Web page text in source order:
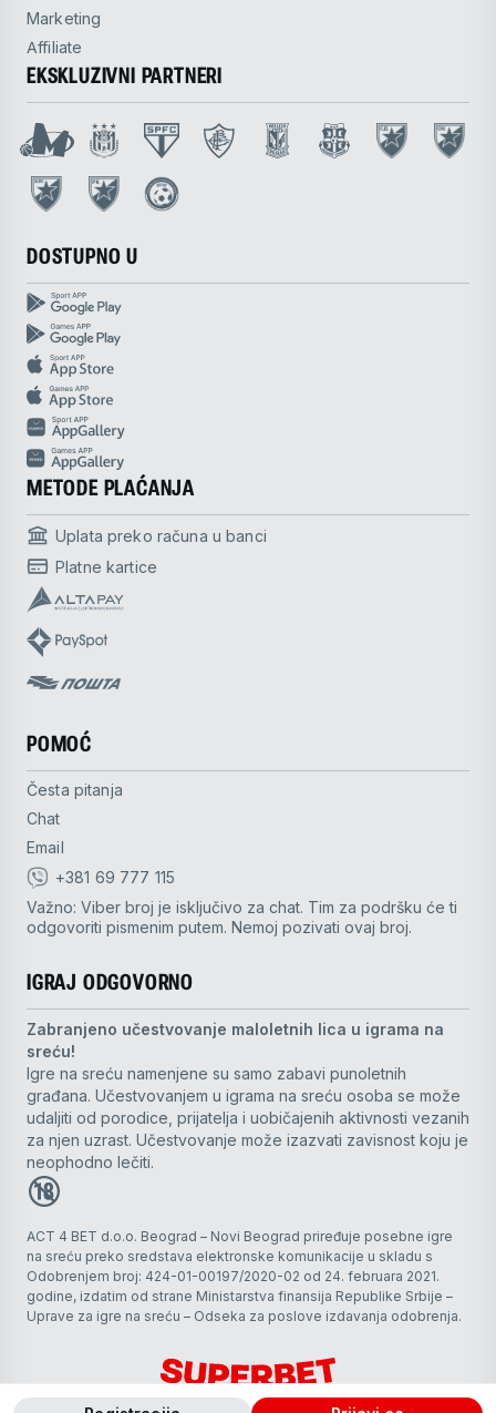
Marketing
Affiliate
EKSKLUZIVNI PARTNERI
DOSTUPNO U
METODE PLAĆANJA
Uplata preko računa u banci
Platne kartice
POMOĆ
Česta pitanja
Chat
Email
+381 69 777 115
Važno: Viber broj je isključivo za chat. Tim za podršku će ti
odgovoriti pismenim putem. Nemoj pozivati ovaj broj.
IGRAJ ODGOVORNO
Zabranjeno učestvovanje maloletnih lica u igrama na
sreću!
Igre na sreću namenjene su samo zabavi punoletnih
građana. Učestvovanjem u igrama na sreću osoba se može
udaljiti od porodice, prijatelja i uobičajenih aktivnosti vezanih
za njen uzrast. Učestvovanje može izazvati zavisnost koju je
neophodno lečiti.
ACT 4 BET d.o.o. Beograd – Novi Beograd priređuje posebne igre
na sreću preko sredstava elektronske komunikacije u skladu s
Odobrenjem broj: 424-01-00197/2020-02 od 24. februara 2021.
godine, izdatim od strane Ministarstva finansija Republike Srbije –
Uprave za igre na sreću – Odseka za poslove izdavanja odobrenja.
Superbet © 2026 Sva prava zadržana